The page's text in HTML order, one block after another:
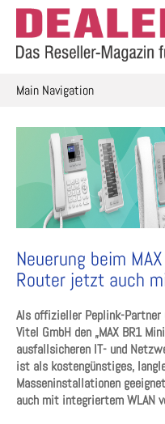
Skip
content
Main Navigation
Neuerung beim
Router jetzt auch
Als offizieller Peplink-Partner
Vitel GmbH den „MAX BR1
ausfallsicheren IT- und
ist als kostengünstiges,
Masseninstallationen
auch mit integriertem WLAN